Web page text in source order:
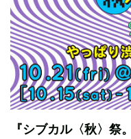
『シブカル〈秋〉祭